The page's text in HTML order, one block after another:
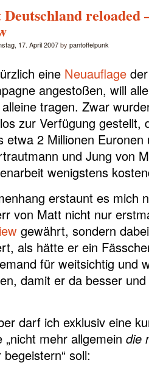
reloaded
17. April 2007by pantoffelpunk
eine Neuauflage
angestoßen, will
tragen. Zwar
zur Verfügung gestellt,
etwa 2 Millionen Euronen
und Jung von
wenigstens
erstaunt es mich
von Matt nicht nur
gewährt, sondern
als hätte er ein
für weitsichtig und
damit er da besser
darf ich exklusiv eine
mehr allgemein die
soll: